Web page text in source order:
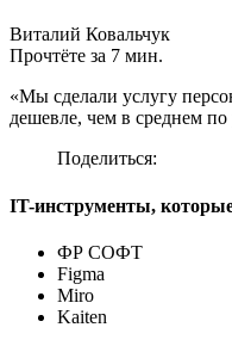
Виталий Ковальчук
Прочтёте за 7 мин.
«Мы сделали услугу
дешевле, чем в среднем
Поделиться:
IT-инструменты,
ФР СОФТ
Figma
Miro
Kaiten